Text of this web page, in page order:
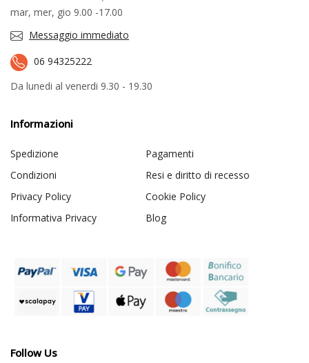
mar, mer, gio 9.00 -17.00
Messaggio immediato
06 94325222
Da lunedi al venerdi 9.30 - 19.30
Informazioni
Spedizione
Pagamenti
Condizioni
Resi e diritto di recesso
Privacy Policy
Cookie Policy
Informativa Privacy
Blog
Follow Us